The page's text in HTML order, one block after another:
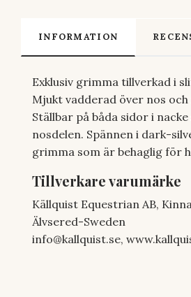
INFORMATION
Exklusiv grimma tillverkad i
Mjukt vadderad över nos och
Ställbar på båda sidor i
nosdelen. Spännen i dark-
grimma som är behaglig för
Tillverkare varumärke
Källquist Equestrian AB,
Älvsered-Sweden
info@kallquist.se,